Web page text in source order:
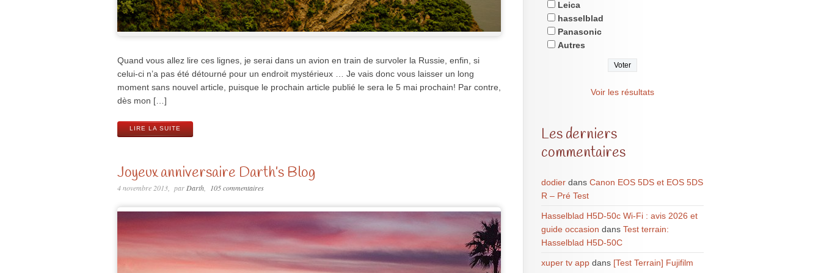
Quand vous allez lire ces lignes, je serai dans un avion en train de survoler la Russie, enfin, si
celui-ci n’a pas été détourné pour un endroit mystérieux … Je vais donc vous laisser un long
moment sans nouvel article, puisque le prochain article publié le sera le 5 mai prochain! Par contre,
dès mon […]
LIRE LA SUITE
Joyeux anniversaire Darth’s Blog
4 novembre 2013 parDarth 105 commentaires
Leica
hasselblad
Panasonic
Autres
Voir les résultats
Les derniers
commentaires
dodierdans Canon EOS 5DS et EOS 5DS
R – Pré Test
Hasselblad H5D-50c Wi-Fi : avis 2026 et
guide occasion dans Test terrain:
Hasselblad H5D-50C
xuper tv appdans [Test Terrain] Fujifilm